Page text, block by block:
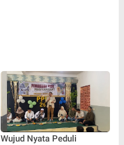
Wujud Nyata Peduli